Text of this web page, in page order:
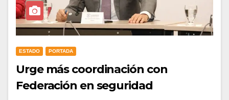
ESTADO PORTADA
Urge más coordinación con
Federación en seguridad